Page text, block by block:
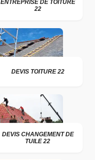
ENTREPRISE DE TOITURE
22
DEVIS TOITURE 22
DEVIS CHANGEMENT DE
TUILE 22